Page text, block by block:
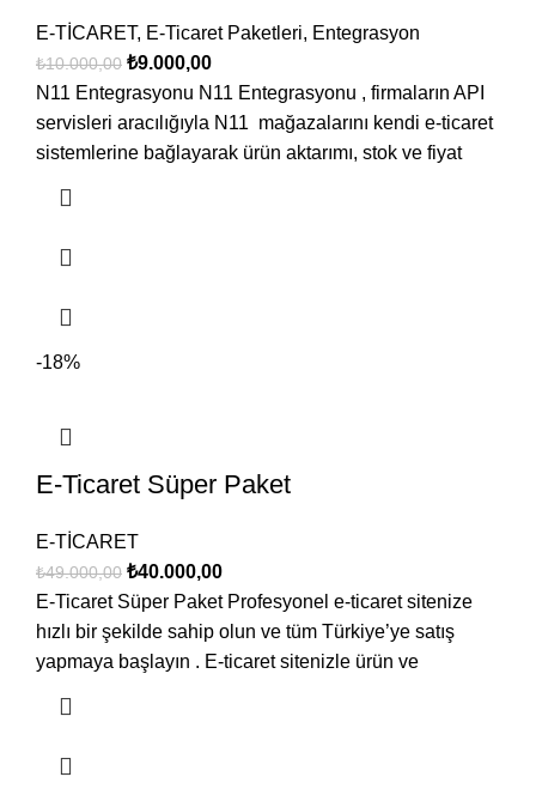
E-TİCARET, E-Ticaret Paketleri, Entegrasyon
₺10.000,00 ₺9.000,00
N11 Entegrasyonu N11 Entegrasyonu , firmaların API
servisleri aracılığıyla N11 mağazalarını kendi e-ticaret
sistemlerine bağlayarak ürün aktarımı, stok ve fiyat
-18%
E-Ticaret Süper Paket
E-TİCARET
₺49.000,00 ₺40.000,00
E-Ticaret Süper Paket Profesyonel e-ticaret sitenize
hızlı bir şekilde sahip olun ve tüm Türkiye’ye satış
yapmaya başlayın . E-ticaret sitenizle ürün ve